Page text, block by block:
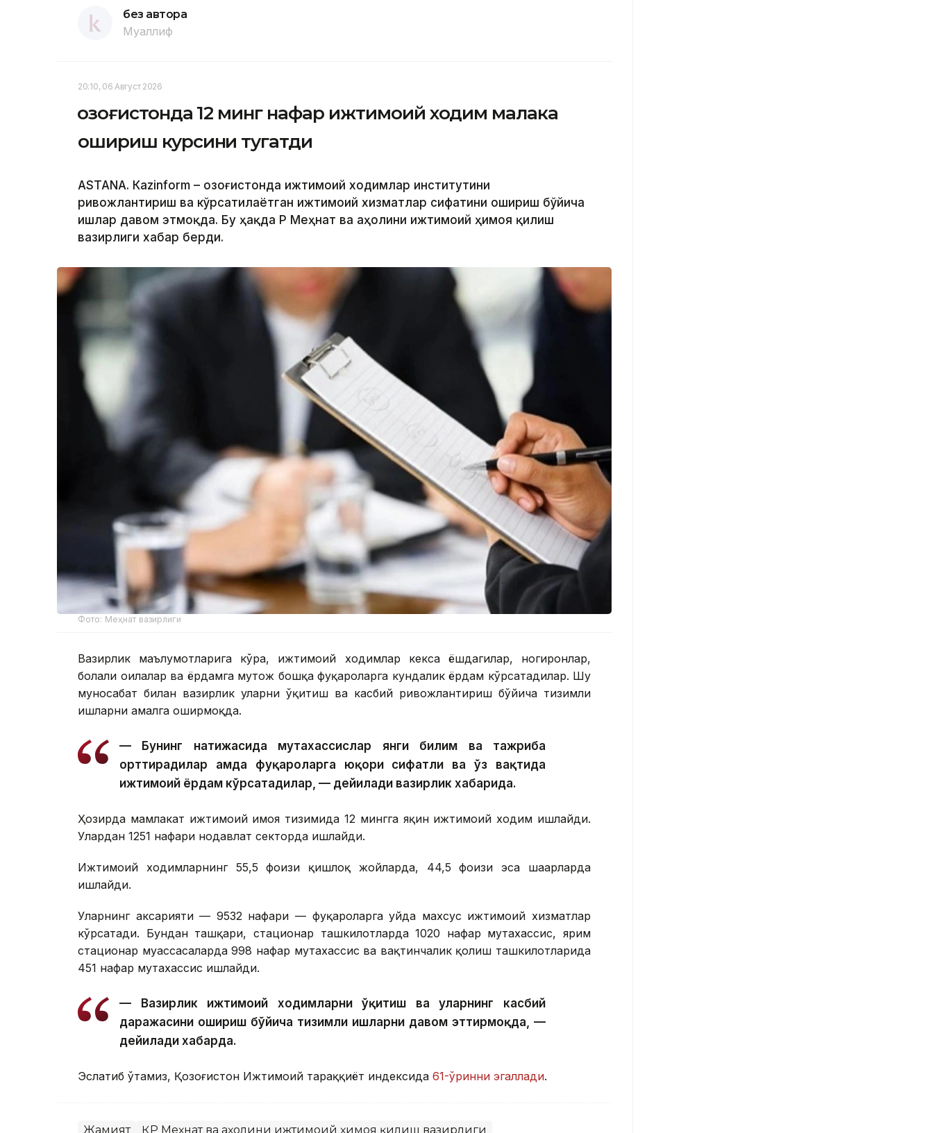
без автора
Муаллиф
20:10, 06 Август 2026
Қозоғистонда 12 минг нафар ижтимоий ходим малака
ошириш курсини тугатди
ASTANА. Кazinform – Қозоғистонда ижтимоий ходимлар институтини
ривожлантириш ва кўрсатилаётган ижтимоий хизматлар сифатини ошириш бўйича
ишлар давом этмоқда. Бу ҳақда ҚР Меҳнат ва аҳолини ижтимоий ҳимоя қилиш
вазирлиги хабар берди.
Фото: Меҳнат вазирлиги
Вазирлик маълумотларига кўра, ижтимоий ходимлар кекса ёшдагилар, ногиронлар,
болали оилалар ва ёрдамга муҳтож бошқа фуқароларга кундалик ёрдам кўрсатадилар. Шу
муносабат билан вазирлик уларни ўқитиш ва касбий ривожлантириш бўйича тизимли
ишларни амалга оширмоқда.
— Бунинг натижасида мутахассислар янги билим ва тажриба
орттирадилар ҳамда фуқароларга юқори сифатли ва ўз вақтида
ижтимоий ёрдам кўрсатадилар, — дейилади вазирлик хабарида.
Ҳозирда мамлакат ижтимоий ҳимоя тизимида 12 мингга яқин ижтимоий ходим ишлайди.
Улардан 1251 нафари нодавлат секторда ишлайди.
Ижтимоий ходимларнинг 55,5 фоизи қишлоқ жойларда, 44,5 фоизи эса шаҳарларда
ишлайди.
Уларнинг аксарияти — 9532 нафари — фуқароларга уйда махсус ижтимоий хизматлар
кўрсатади. Бундан ташқари, стационар ташкилотларда 1020 нафар мутахассис, ярим
стационар муассасаларда 998 нафар мутахассис ва вақтинчалик қолиш ташкилотларида
451 нафар мутахассис ишлайди.
— Вазирлик ижтимоий ходимларни ўқитиш ва уларнинг касбий
даражасини ошириш бўйича тизимли ишларни давом эттирмоқда, —
дейилади хабарда.
Эслатиб ўтамиз, Қозоғистон Ижтимоий тараққиёт индексида 61-ўринни эгаллади.
Жамият ҚР Меҳнат ва аҳолини ижтимоий ҳимоя қилиш вазирлиги